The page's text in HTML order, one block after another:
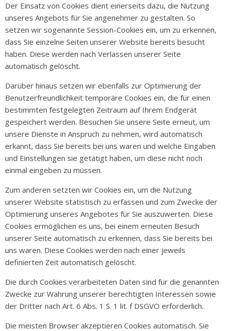
Der Einsatz von Cookies dient einerseits dazu, die Nutzung
unseres Angebots für Sie angenehmer zu gestalten. So
setzen wir sogenannte Session-Cookies ein, um zu erkennen,
dass Sie einzelne Seiten unserer Website bereits besucht
haben. Diese werden nach Verlassen unserer Seite
automatisch gelöscht.
Darüber hinaus setzen wir ebenfalls zur Optimierung der
Benutzerfreundlichkeit temporäre Cookies ein, die für einen
bestimmten festgelegten Zeitraum auf Ihrem Endgerät
gespeichert werden. Besuchen Sie unsere Seite erneut, um
unsere Dienste in Anspruch zu nehmen, wird automatisch
erkannt, dass Sie bereits bei uns waren und welche Eingaben
und Einstellungen sie getätigt haben, um diese nicht noch
einmal eingeben zu müssen.
Zum anderen setzten wir Cookies ein, um die Nutzung
unserer Website statistisch zu erfassen und zum Zwecke der
Optimierung unseres Angebotes für Sie auszuwerten. Diese
Cookies ermöglichen es uns, bei einem erneuten Besuch
unserer Seite automatisch zu erkennen, dass Sie bereits bei
uns waren. Diese Cookies werden nach einer jeweils
definierten Zeit automatisch gelöscht.
Die durch Cookies verarbeiteten Daten sind für die genannten
Zwecke zur Wahrung unserer berechtigten Interessen sowie
der Dritter nach Art. 6 Abs. 1 S. 1 lit. f DSGVO erforderlich.
Die meisten Browser akzeptieren Cookies automatisch. Sie